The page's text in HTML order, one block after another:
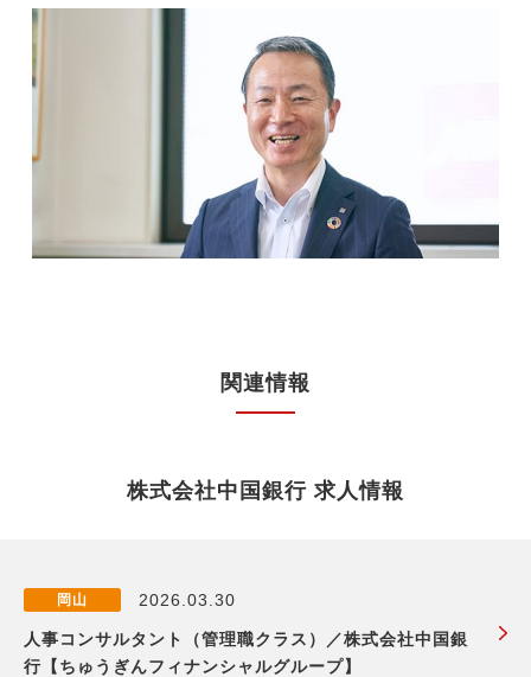
関連情報
株式会社中国銀行 求人情報
岡山 2026.03.30
人事コンサルタント（管理職クラス）／株式会社中国銀
行【ちゅうぎんフィナンシャルグループ】